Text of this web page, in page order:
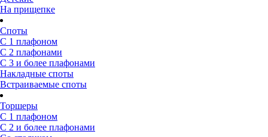
На прищепке
Споты
С 1 плафоном
С 2 плафонами
С 3 и более плафонами
Накладные споты
Встраиваемые споты
Торшеры
С 1 плафоном
С 2 и более плафонами